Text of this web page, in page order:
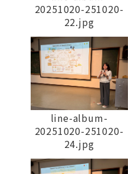
20251020-251020-
22.jpg
line-album-
20251020-251020-
24.jpg